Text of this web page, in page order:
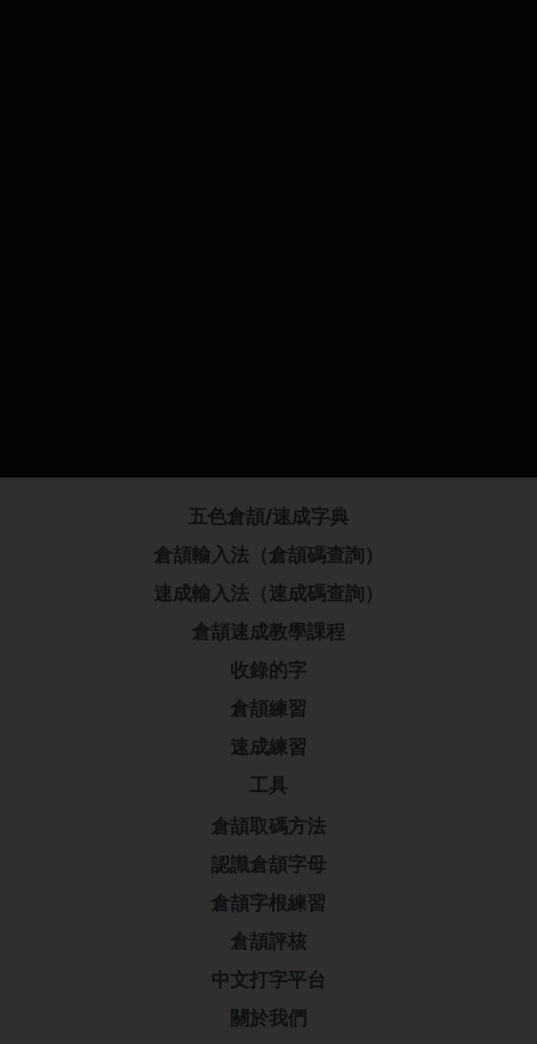
五色倉頡/速成字典
倉頡輸入法（倉頡碼查詢）
速成輸入法（速成碼查詢）
倉頡速成教學課程
收錄的字
倉頡練習
速成練習
工具
倉頡取碼方法
認識倉頡字母
倉頡字根練習
倉頡評核
中文打字平台
關於我們